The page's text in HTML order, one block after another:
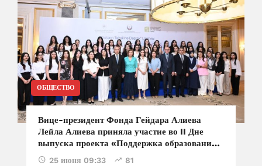
ОБЩЕСТВО
Вице-президент Фонда Гейдара Алиева
Лейла Алиева приняла участие во II Дне
выпуска проекта «Поддержка образования
девочек»
25 июня 09:33 81